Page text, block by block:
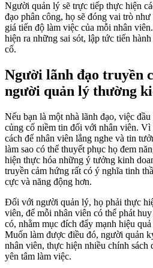
Người quản lý sẽ trực tiếp thực hiện
đạo phân công, họ sẽ đóng vai trò
giá tiến độ làm việc của mỗi nhân
hiện ra những sai sót, lập tức tiến
cố.
Người lãnh đạo truyền
người quản lý thường
Nếu bạn là một nhà lãnh đạo, việc
củng cố niềm tin đối với nhân viên. Vì
cách để nhân viên lắng nghe và tin
làm sao có thể thuyết phục họ đem
hiện thực hóa những ý tưởng kinh
truyền cảm hứng rất có ý nghĩa tinh
cực và năng động hơn.
Đối với người quản lý, họ phải thực
viên, để mỗi nhân viên có thể phát
có, nhằm mục đích đẩy mạnh hiệu
Muốn làm được điều đó, người quản
nhân viên, thực hiện nhiều chính sách
yên tâm làm việc.